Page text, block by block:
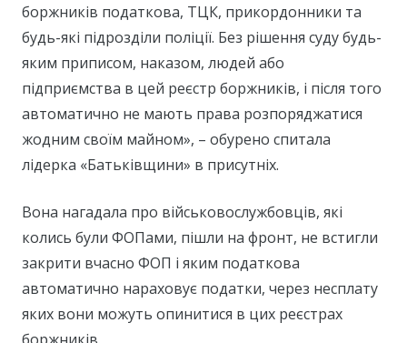
боржників податкова, ТЦК, прикордонники та
будь-які підрозділи поліції. Без рішення суду будь-
яким приписом, наказом, людей або
підприємства в цей реєстр боржників, і після того
автоматично не мають права розпоряджатися
жодним своїм майном», – обурено спитала
лідерка «Батьківщини» в присутніх.
Вона нагадала про військовослужбовців, які
колись були ФОПами, пішли на фронт, не встигли
закрити вчасно ФОП і яким податкова
автоматично нараховує податки, через несплату
яких вони можуть опинитися в цих реєстрах